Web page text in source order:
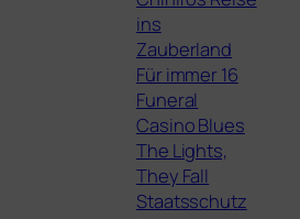
ins
Zauberland
Für immer 16
Funeral
Casino Blues
The Lights,
They Fall
Staatsschutz